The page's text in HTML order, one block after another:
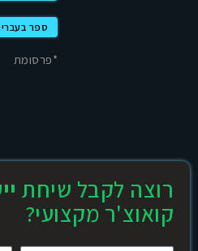
ספר
*פרסומת
רוצה לקבל שיחת
קואוצ'ר מקצועי?